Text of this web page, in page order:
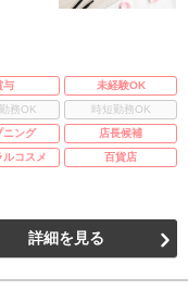
与
未経験OK
務OK
時短勤務OK
ニング
店長候補
ルコスメ 百貨店
詳細を見る